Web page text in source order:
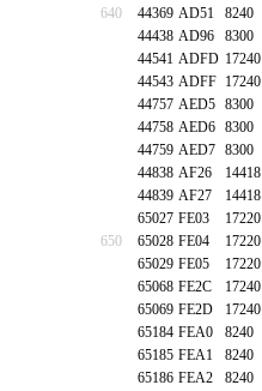
640
44369 AD51 8240
44438 AD96 8300
44541 ADFD 17240
44543 ADFF 17240
44757 AED5 8300
44758 AED6 8300
44759 AED7 8300
44838 AF26 14418
44839 AF27 14418
65027 FE03 17220
650
65028 FE04 17220
65029 FE05 17220
65068 FE2C 17240
65069 FE2D 17240
65184 FEA0 8240
65185 FEA1 8240
65186 FEA2 8240